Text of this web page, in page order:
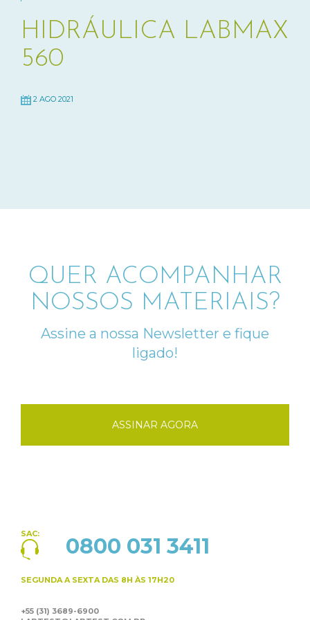
HIDRÁULICA LABMAX
560
2 AGO 2021
QUER ACOMPANHAR
NOSSOS MATERIAIS?
Assine a nossa Newsletter e fique
ligado!
ASSINAR AGORA
SAC: 0800 031 3411
SEGUNDA A SEXTA DAS 8H ÀS 17H20
+55 (31) 3689-6900